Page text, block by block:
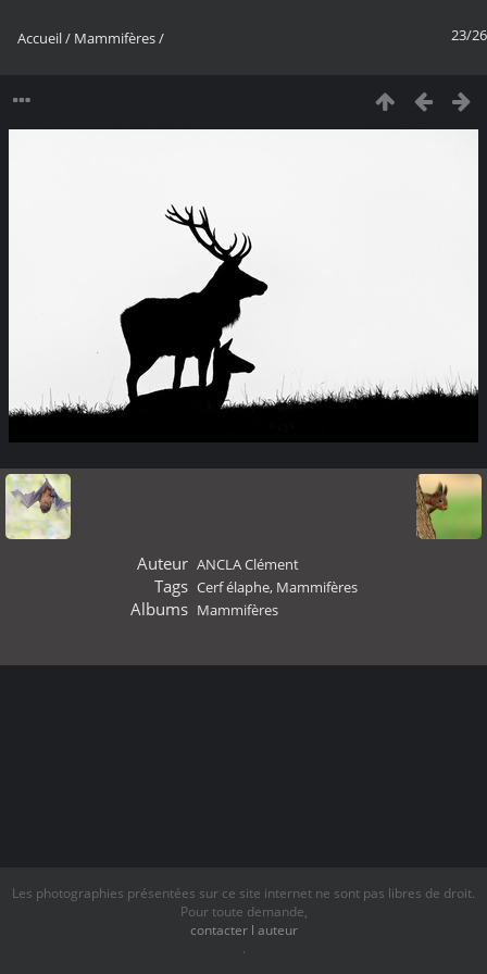
23/26
Accueil/ Mammifères/
Auteur ANCLA Clément
Tags Cerf élaphe, Mammifères
Albums Mammifères
Les photographies présentées sur ce site internet ne sont pas libres de droit.
Pour toute demande,
contacter l auteur
.